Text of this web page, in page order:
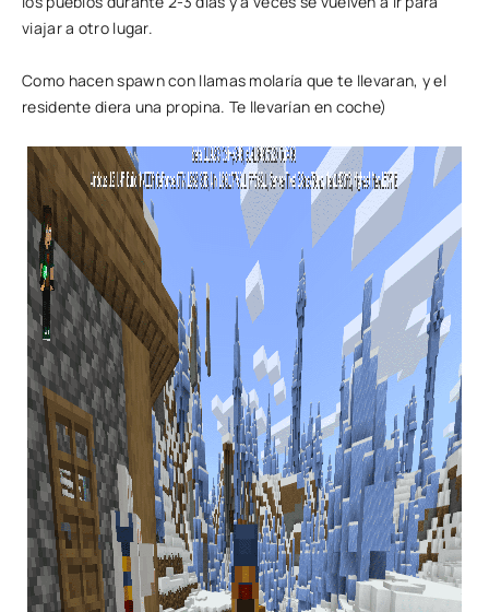
viajar a otro lugar.
Como hacen spawn con llamas molaría que te llevaran, y el
residente diera una propina. Te llevarían en coche)